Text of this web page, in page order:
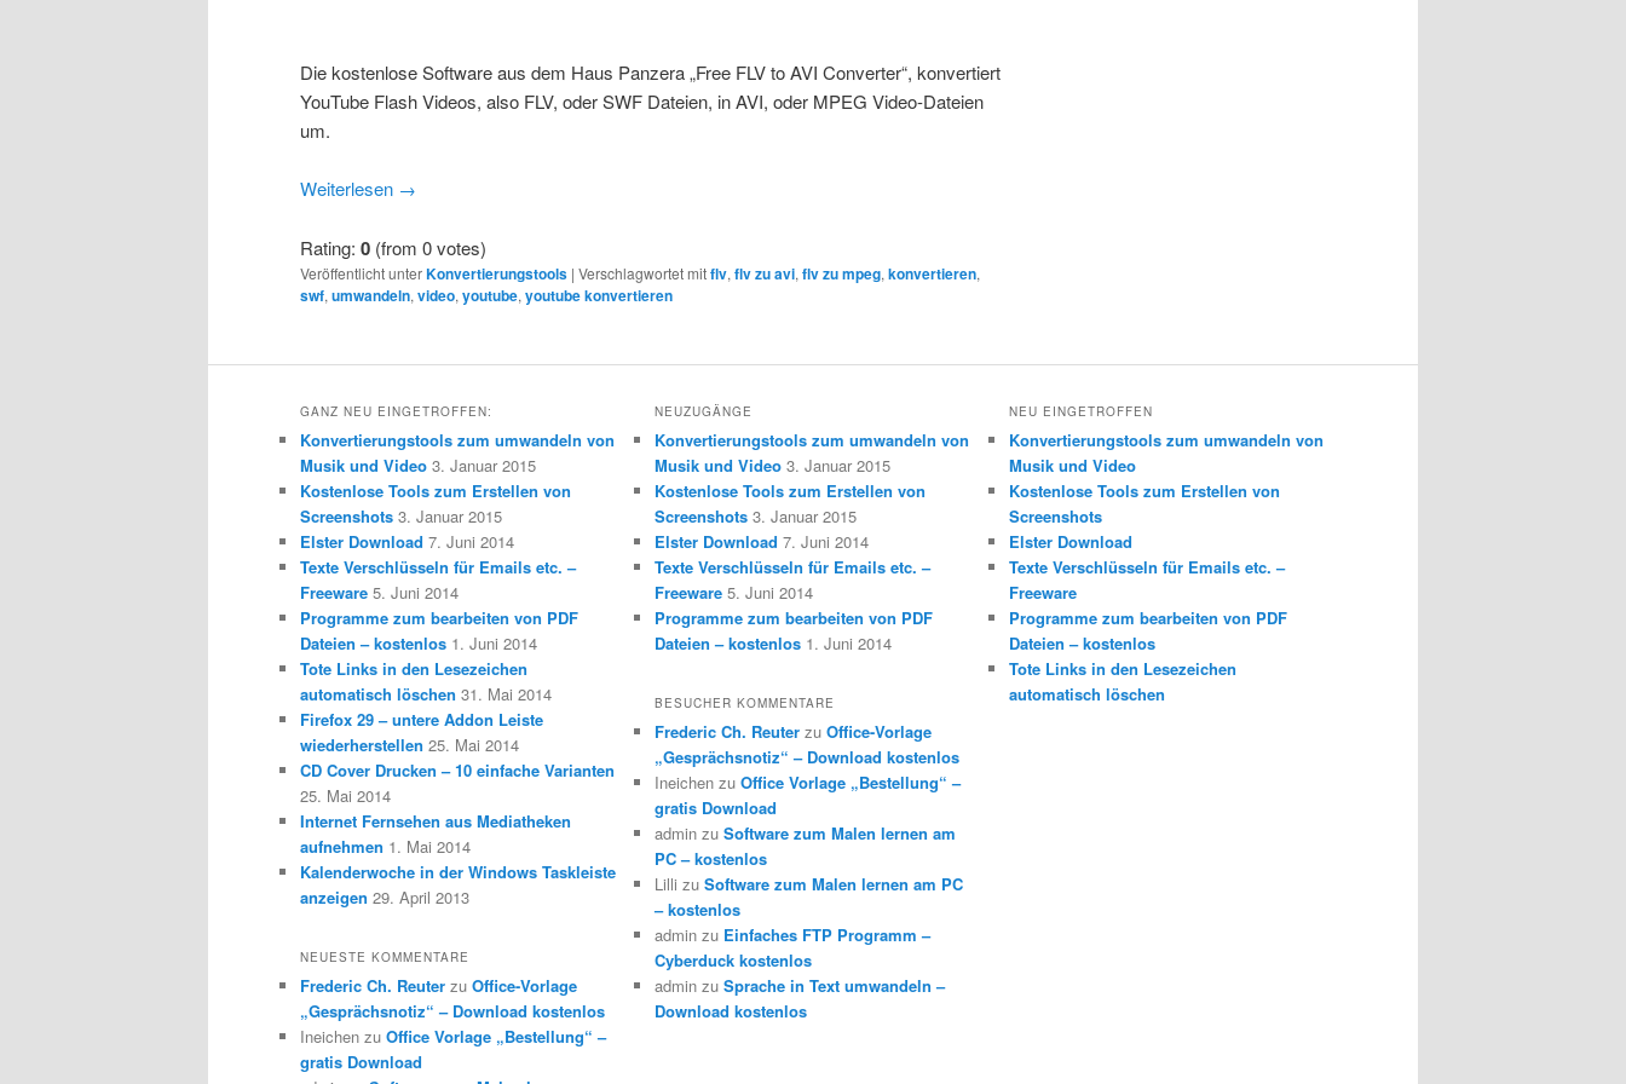
Die kostenlose Software aus dem Haus Panzera „Free FLV to AVI Converter“, konvertiert
YouTube Flash Videos, also FLV, oder SWF Dateien, in AVI, oder MPEG Video-Dateien
um.
Weiterlesen →
Rating: 0 (from 0 votes)
Veröffentlicht unterKonvertierungstools | Verschlagwortet mitflv, flv zu avi, flv zu mpeg, konvertieren,
swf, umwandeln, video, youtube, youtube konvertieren
GANZ NEU EINGETROFFEN:
Konvertierungstools zum umwandeln von
Musik und Video 3. Januar 2015
Kostenlose Tools zum Erstellen von
Screenshots 3. Januar 2015
Elster Download 7. Juni 2014
Texte Verschlüsseln für Emails etc. –
Freeware 5. Juni 2014
Programme zum bearbeiten von PDF
Dateien – kostenlos 1. Juni 2014
Tote Links in den Lesezeichen
automatisch löschen 31. Mai 2014
Firefox 29 – untere Addon Leiste
wiederherstellen 25. Mai 2014
CD Cover Drucken – 10 einfache Varianten
25. Mai 2014
Internet Fernsehen aus Mediatheken
aufnehmen 1. Mai 2014
Kalenderwoche in der Windows Taskleiste
anzeigen 29. April 2013
NEUESTE KOMMENTARE
Frederic Ch. Reuter zu Office-Vorlage
„Gesprächsnotiz“ – Download kostenlos
Ineichen zu Office Vorlage „Bestellung“ –
gratis Download
NEUZUGÄNGE
Konvertierungstools zum umwandeln von
Musik und Video 3. Januar 2015
Kostenlose Tools zum Erstellen von
Screenshots 3. Januar 2015
Elster Download 7. Juni 2014
Texte Verschlüsseln für Emails etc. –
Freeware 5. Juni 2014
Programme zum bearbeiten von PDF
Dateien – kostenlos 1. Juni 2014
BESUCHER KOMMENTARE
Frederic Ch. Reuterzu Office-Vorlage
„Gesprächsnotiz“ – Download kostenlos
Ineichenzu Office Vorlage „Bestellung“ –
gratis Download
adminzu Software zum Malen lernen am
PC – kostenlos
Lilli zu Software zum Malen lernen am PC
– kostenlos
adminzu Einfaches FTP Programm –
Cyberduck kostenlos
adminzu Sprache in Text umwandeln –
Download kostenlos
NEU EINGETROFFEN
Konvertierungstools zum umwandeln von
Musik und Video
Kostenlose Tools zum Erstellen von
Screenshots
Elster Download
Texte Verschlüsseln für Emails etc. –
Freeware
Programme zum bearbeiten von PDF
Dateien – kostenlos
Tote Links in den Lesezeichen
automatisch löschen